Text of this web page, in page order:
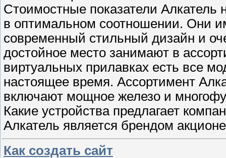
Стоимостные показатели Алкатель
в оптимальном соотношении. Они
современный стильный дизайн и
достойное место занимают в
виртуальных прилавках есть все
настоящее время. Ассортимент
включают мощное железо и
Какие устройства предлагает
Алкатель является брендом
Как создать сайт